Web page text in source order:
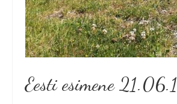
Eesti esimene 21.06.1